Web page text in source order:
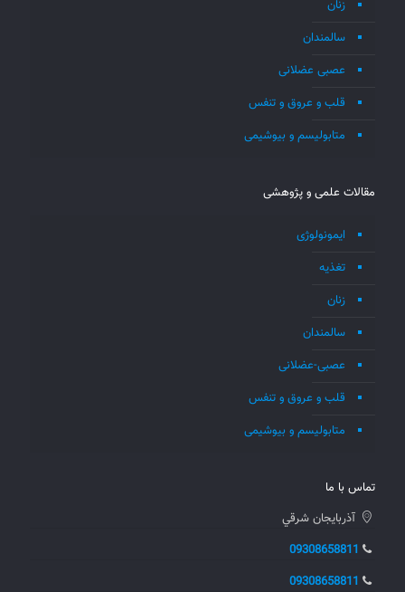
زنان
سالمندان
عصبی عضلانی
قلب و عروق و تنفس
متابولیسم و بیوشیمی
مقالات علمی و پژوهشی
ایمونولوژی
تغذیه
زنان
سالمندان
عصبی-عضلانی
قلب و عروق و تنفس
متابولیسم و بیوشیمی
تماس با ما
آذربايجان شرقي
09308658811
09308658811